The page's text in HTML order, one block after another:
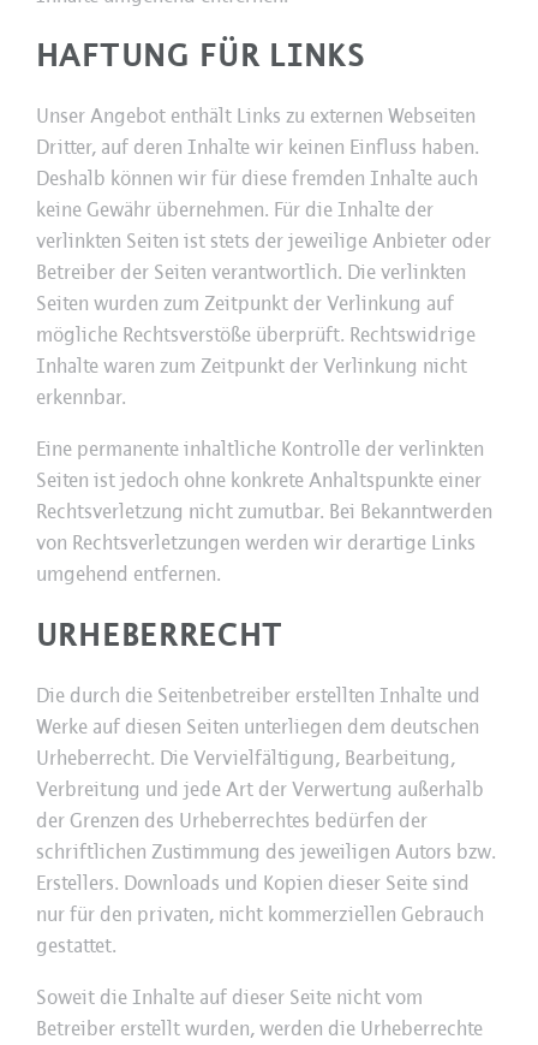
HAFTUNG FÜR LINKS
Unser Angebot enthält Links zu externen Webseiten
Dritter, auf deren Inhalte wir keinen Einfluss haben.
Deshalb können wir für diese fremden Inhalte auch
keine Gewähr übernehmen. Für die Inhalte der
verlinkten Seiten ist stets der jeweilige Anbieter oder
Betreiber der Seiten verantwortlich. Die verlinkten
Seiten wurden zum Zeitpunkt der Verlinkung auf
mögliche Rechtsverstöße überprüft. Rechtswidrige
Inhalte waren zum Zeitpunkt der Verlinkung nicht
erkennbar.
Eine permanente inhaltliche Kontrolle der verlinkten
Seiten ist jedoch ohne konkrete Anhaltspunkte einer
Rechtsverletzung nicht zumutbar. Bei Bekanntwerden
von Rechtsverletzungen werden wir derartige Links
umgehend entfernen.
URHEBERRECHT
Die durch die Seitenbetreiber erstellten Inhalte und
Werke auf diesen Seiten unterliegen dem deutschen
Urheberrecht. Die Vervielfältigung, Bearbeitung,
Verbreitung und jede Art der Verwertung außerhalb
der Grenzen des Urheberrechtes bedürfen der
schriftlichen Zustimmung des jeweiligen Autors bzw.
Erstellers. Downloads und Kopien dieser Seite sind
nur für den privaten, nicht kommerziellen Gebrauch
gestattet.
Soweit die Inhalte auf dieser Seite nicht vom
Betreiber erstellt wurden, werden die Urheberrechte